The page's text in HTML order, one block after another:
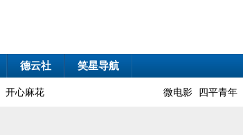
德云社 笑星导航
开心麻花 微电影 四平青年